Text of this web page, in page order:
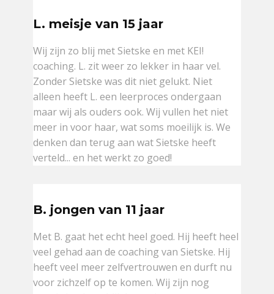
L. meisje van 15 jaar
Wij zijn zo blij met Sietske en met KEI!
coaching. L. zit weer zo lekker in haar vel.
Zonder Sietske was dit niet gelukt. Niet
alleen heeft L. een leerproces ondergaan
maar wij als ouders ook. Wij vullen het niet
meer in voor haar, wat soms moeilijk is. We
denken dan terug aan wat Sietske heeft
verteld... en het werkt zo goed!
B. jongen van 11 jaar
Met B. gaat het echt heel goed. Hij heeft heel
veel gehad aan de coaching van Sietske. Hij
heeft veel meer zelfvertrouwen en durft nu
voor zichzelf op te komen. Wij zijn nog